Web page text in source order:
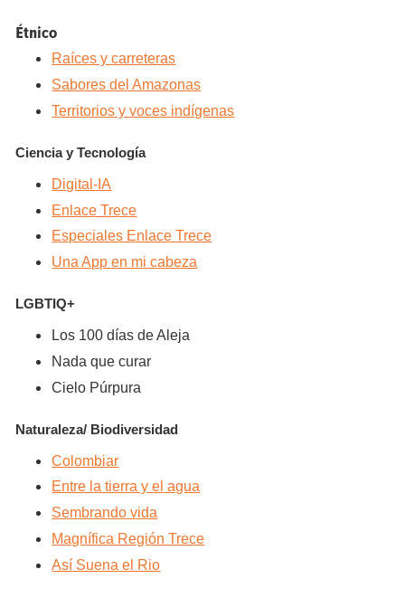
Étnico
Raíces y carreteras
Sabores del Amazonas
Territorios y voces indígenas
Ciencia y Tecnología
Digital-IA
Enlace Trece
Especiales Enlace Trece
Una App en mi cabeza
LGBTIQ+
Los 100 días de Aleja
Nada que curar
Cielo Púrpura
Naturaleza/ Biodiversidad
Colombiar
Entre la tierra y el agua
Sembrando vida
Magnífica Región Trece
Así Suena el Rio